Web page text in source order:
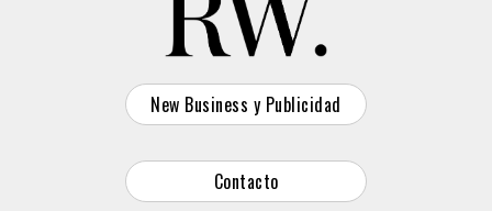
New Business y Publicidad
Contacto